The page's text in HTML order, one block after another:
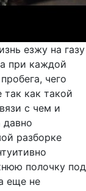
езжу на газу
при каждой
чего
так как такой
с чем и
давно
разборке
полочку под
еще не